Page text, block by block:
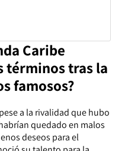
Caribe
términos tras la
famosos?
a la rivalidad que hubo
quedado en malos
deseos para el